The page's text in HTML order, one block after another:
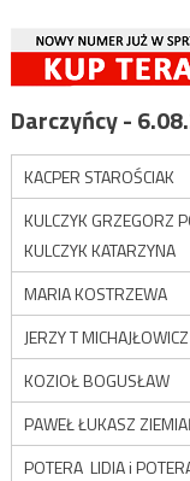
Darczyńcy -
KACPER STAROŚCIAK
KULCZYK GRZEGORZ
KULCZYK KATARZYNA
MARIA KOSTRZEWA
JERZY T MICHAJŁOWICZ
KOZIOŁ BOGUSŁAW
PAWEŁ ŁUKASZ
POTERA LIDIA i